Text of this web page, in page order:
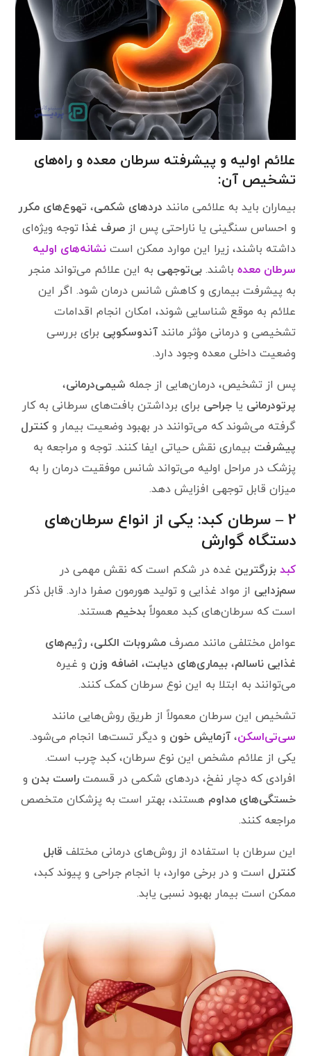
علائم اولیه و پیشرفته سرطان معده و راه‌های
تشخیص آن:
بیماران باید به علائمی مانند دردهای شکمی، تهوع‌های مکرر
و احساس سنگینی یا ناراحتی پس ازصرف غذا توجه ویژه‌ای
داشته باشند، زیرا این موارد ممکن استنشانه‌های اولیه
سرطان معده باشند.بی‌توجهی به این علائم می‌تواند منجر
به پیشرفت بیماری و کاهش شانس درمان شود. اگر این
علائم به موقع شناسایی شوند، امکان انجام اقدامات
تشخیصی و درمانی مؤثر مانندآندوسکوپی برای بررسی
وضعیت داخلی معده وجود دارد.
پس از تشخیص، درمان‌هایی از جمله شیمی‌درمانی،
پرتو‌درمانی یاجراحی برای برداشتن بافت‌های سرطانی به کار
گرفته می‌شوند که می‌توانند در بهبود وضعیت بیمار وکنترل
پیشرفت بیماری نقش حیاتی ایفا کنند. توجه و مراجعه به
پزشک در مراحل اولیه می‌تواند شانس موفقیت درمان را به
میزان قابل توجهی افزایش دهد.
2 – سرطان کبد: یکی از انواع سرطان‌های
دستگاه گوارش
کبد بزرگترین غده در شکم است که نقش مهمی در
سم‌زدایی از مواد غذایی و تولید هورمون صفرا دارد. قابل ذکر
است که سرطان‌های کبد معمولاًبدخیم هستند.
عوامل مختلفی مانند مصرفمشروبات الکلی،رژیم‌های
غذایی ناسالم،بیماری‌های دیابت، اضافه وزن و غیره
می‌توانند به ابتلا به این نوع سرطان کمک کنند.
تشخیص این سرطان معمولاً از طریق روش‌هایی مانند
سی‌تی‌اسکن، آزمایش خون و دیگر تست‌ها انجام می‌شود.
یکی از علائم مشخص این نوع سرطان، کبد چرب است.
افرادی که دچار نفخ، دردهای شکمی در قسمتراست بدن و
خستگی‌های مداوم هستند، بهتر است به پزشکان متخصص
مراجعه کنند.
این سرطان با استفاده از روش‌های درمانی مختلف قابل
کنترل است و در برخی موارد، با انجام جراحی و پیوند کبد،
ممکن است بیمار بهبود نسبی یابد.